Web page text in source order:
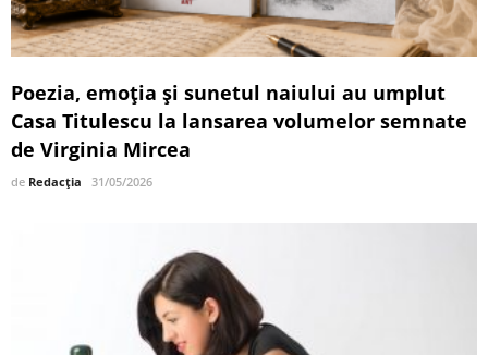
Poezia, emoția și sunetul naiului au umplut
Casa Titulescu la lansarea volumelor semnate
de Virginia Mircea
de Redacția 31/05/2026